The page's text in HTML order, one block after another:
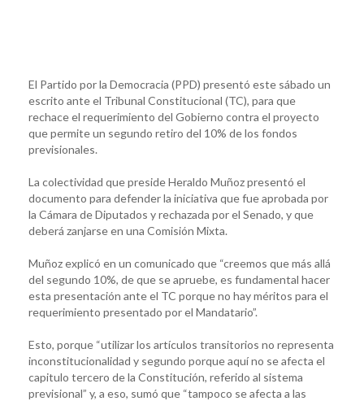
El Partido por la Democracia (PPD) presentó este sábado un
escrito ante el Tribunal Constitucional (TC), para que
rechace el requerimiento del Gobierno contra el proyecto
que permite un segundo retiro del 10% de los fondos
previsionales.
La colectividad que preside Heraldo Muñoz presentó el
documento para defender la iniciativa que fue aprobada por
la Cámara de Diputados y rechazada por el Senado, y que
deberá zanjarse en una Comisión Mixta.
Muñoz explicó en un comunicado que “creemos que más allá
del segundo 10%, de que se apruebe, es fundamental hacer
esta presentación ante el TC porque no hay méritos para el
requerimiento presentado por el Mandatario”.
Esto, porque “utilizar los artículos transitorios no representa
inconstitucionalidad y segundo porque aquí no se afecta el
capitulo tercero de la Constitución, referido al sistema
previsional” y, a eso, sumó que “tampoco se afecta a las